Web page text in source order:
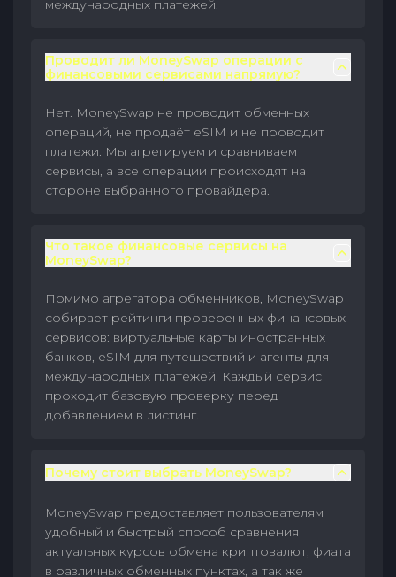
международных платежей.
Проводит ли MoneySwap операции с
финансовыми сервисами напрямую?
Нет. MoneySwap не проводит обменных
операций, не продаёт eSIM и не проводит
платежи. Мы агрегируем и сравниваем
сервисы, а все операции происходят на
стороне выбранного провайдера.
Что такое финансовые сервисы на
MoneySwap?
Помимо агрегатора обменников, MoneySwap
собирает рейтинги проверенных финансовых
сервисов: виртуальные карты иностранных
банков, eSIM для путешествий и агенты для
международных платежей. Каждый сервис
проходит базовую проверку перед
добавлением в листинг.
Почему стоит выбрать MoneySwap?
MoneySwap предоставляет пользователям
удобный и быстрый способ сравнения
актуальных курсов обмена криптовалют, фиата
в различных обменных пунктах, а так же